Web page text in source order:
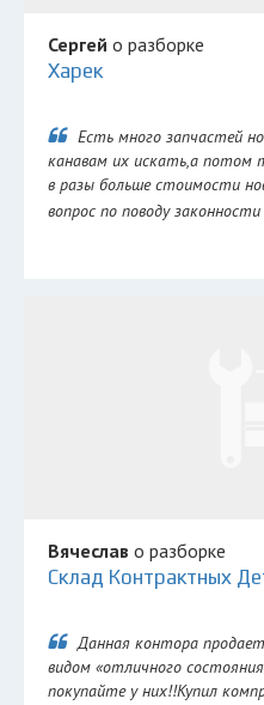
Сергей о разборке
Харек
Есть много запчастей
канавам их искать,а потом
в разы больше стоимости
вопрос по поводу
Вячеслав о разборке
Склад Контрактных
Данная контора
видом «отличного
покупайте у них!!Купил